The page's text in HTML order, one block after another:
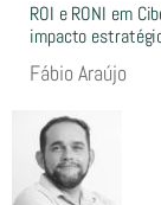
ROI e RONI em
impacto
Fábio Araújo